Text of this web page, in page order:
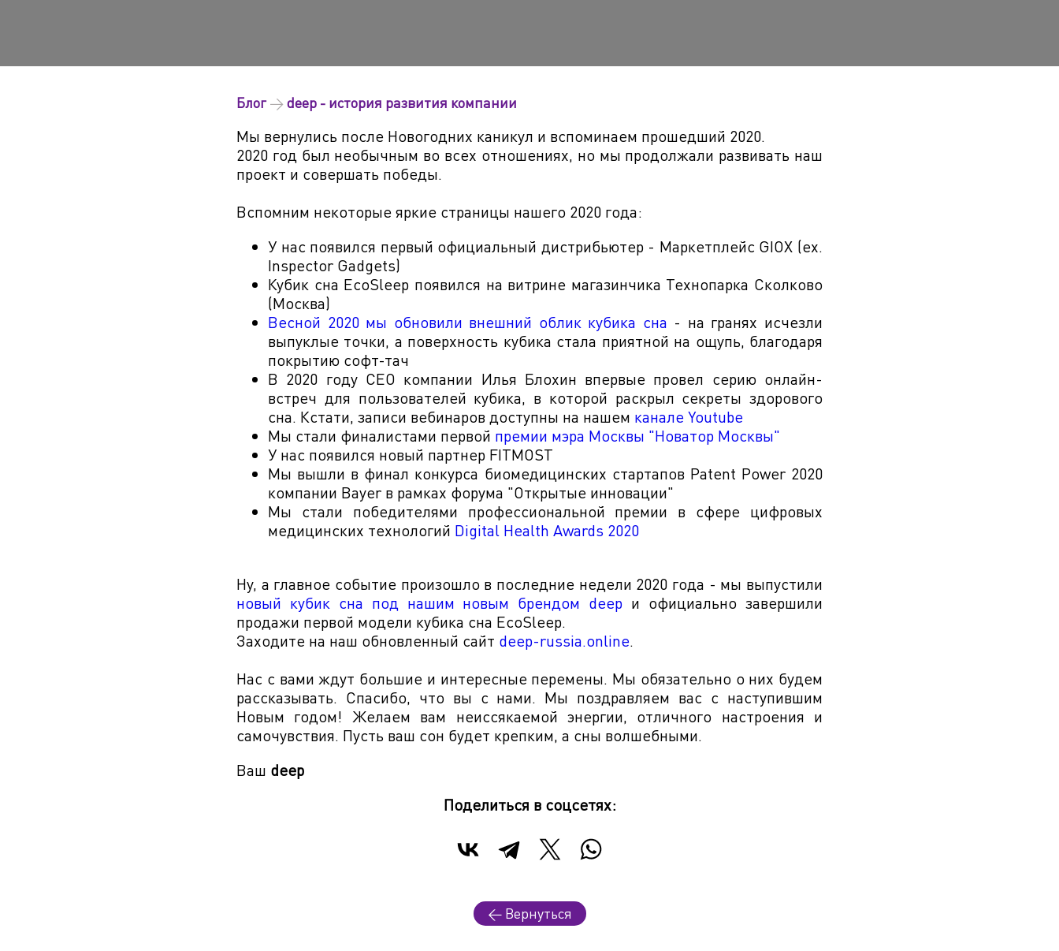
Блог→ deep - история развития компании
Мы вернулись после Новогодних каникул и вспоминаем прошедший 2020.
2020 год был необычным во всех отношениях, но мы продолжали развивать наш
проект и совершать победы.
Вспомним некоторые яркие страницы нашего 2020 года:
У нас появился первый официальный дистрибьютер - Маркетплейс GIOX (ex.
Inspector Gadgets)
Кубик сна EcoSleep появился на витрине магазинчика Технопарка Сколково
(Москва)
Весной 2020 мы обновили внешний облик кубика сна - на гранях исчезли
выпуклые точки, а поверхность кубика стала приятной на ощупь, благодаря
покрытию софт-тач
В 2020 году СЕО компании Илья Блохин впервые провел серию онлайн-
встреч для пользователей кубика, в которой раскрыл секреты здорового
сна. Кстати, записи вебинаров доступны на нашем канале Youtube
Мы стали финалистами первой премии мэра Москвы "Новатор Москвы"
У нас появился новый партнер FITMOST
Мы вышли в финал конкурса биомедицинских стартапов Patent Power 2020
компании Bayer в рамках форума "Открытые инновации"
Мы стали победителями профессиональной премии в сфере цифровых
медицинских технологий Digital Health Awards 2020
Ну, а главное событие произошло в последние недели 2020 года - мы выпустили
новый кубик сна под нашим новым брендом deep и официально завершили
продажи первой модели кубика сна EcoSleep.
Заходите на наш обновленный сайт deep-russia.online.
Нас с вами ждут большие и интересные перемены. Мы обязательно о них будем
рассказывать. Спасибо, что вы с нами. Мы поздравляем вас с наступившим
Новым годом! Желаем вам неиссякаемой энергии, отличного настроения и
самочувствия. Пусть ваш сон будет крепким, а сны волшебными.
Ваш deep
Поделиться в соцсетях:
← Вернуться